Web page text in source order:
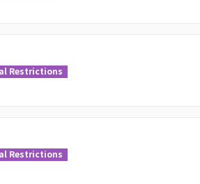
Restrictions
Restrictions